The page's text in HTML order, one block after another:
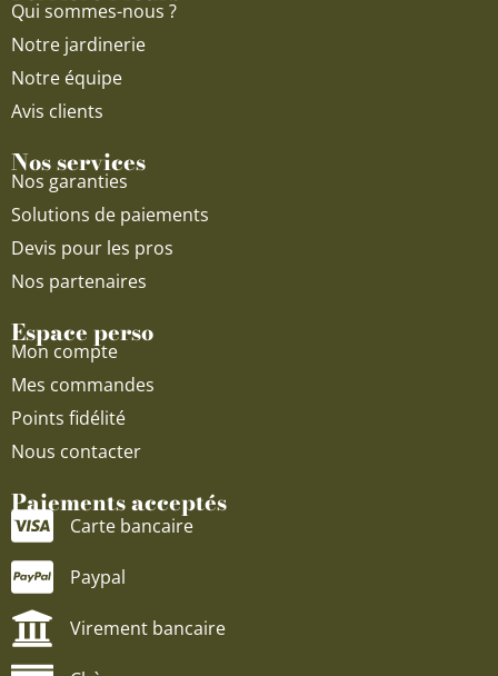
Qui sommes-nous ?
Notre jardinerie
Notre équipe
Avis clients
Nos services
Nos garanties
Solutions de paiements
Devis pour les pros
Nos partenaires
Espace perso
Mon compte
Mes commandes
Points fidélité
Nous contacter
Paiements acceptés
Carte bancaire
Paypal
Virement bancaire